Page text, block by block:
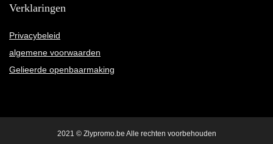
Verklaringen
Privacybeleid
algemene voorwaarden
Gelieerde openbaarmaking
2021 © Zlypromo.be Alle rechten voorbehouden